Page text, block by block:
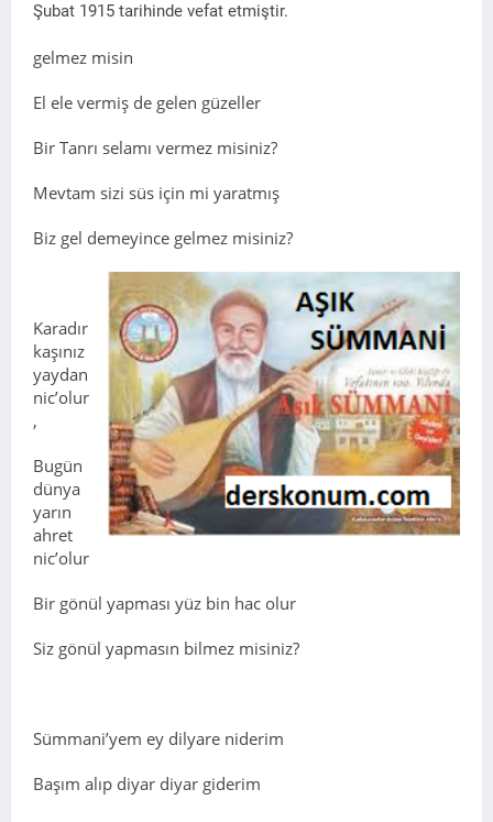
Şubat 1915 tarihinde vefat etmiştir.
gelmez misin
El ele vermiş de gelen güzeller
Bir Tanrı selamı vermez misiniz?
Mevtam sizi süs için mi yaratmış
Biz gel demeyince gelmez misiniz?
Karadır
kaşınız
yaydan
nic’olur
,
Bugün
dünya
yarın
ahret
nic’olur
Bir gönül yapması yüz bin hac olur
Siz gönül yapmasın bilmez misiniz?
Sümmani’yem ey dilyare niderim
Başım alıp diyar diyar giderim